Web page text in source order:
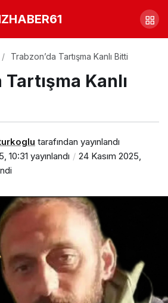
Trabzon’da Tartışma Kanlı Bitti
Tartışma Kanlı
tarafından yayınlandı
10:31 yayınlandı
24 Kasım 2025,
Yılın En büyük Salgını